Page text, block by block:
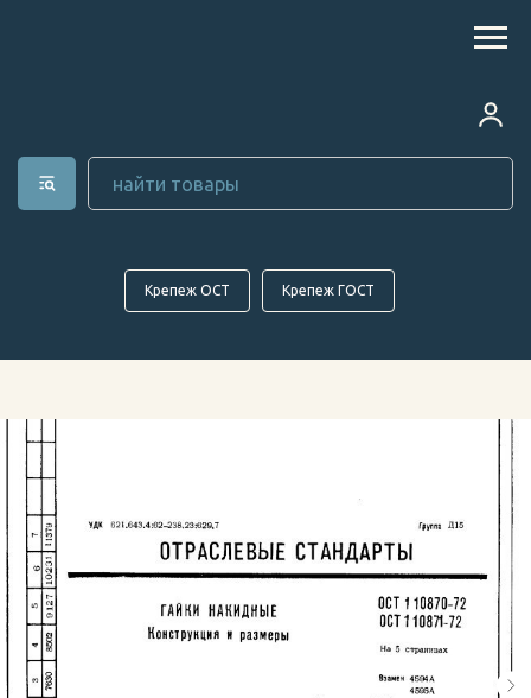
Крепеж ОСТ Крепеж ГОСТ